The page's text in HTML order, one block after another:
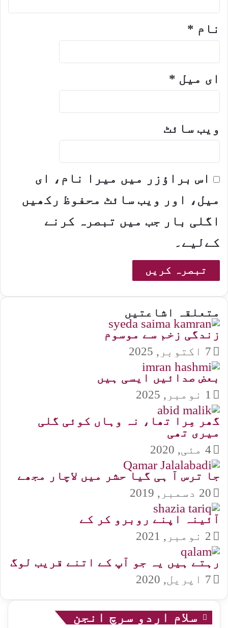
نام *
ای میل *
ویب‌ سائٹ
اس براؤزر میں میرا نام، ای
میل، اور ویب سائٹ محفوظ رکھیں
اگلی بار جب میں تبصرہ کرنے
کےلیے۔
متعلقہ اشاعتیں
زندگی زخم سے موسوم
7 اکتوبر, 2025
بعض صدائیں ایسی ہیں
1 نومبر, 2025
گھر مِرا تھا، نہ وہاں کوئی گلی
میری تھی
4 مئی, 2020
جا ترس آ ہی گیا حشر میں لاچار مجھے
20 دسمبر, 2019
آئینہ اپنے روبرو کر کے
2 نومبر, 2021
رہتے ہیں یہ جو آپ کے اتنے قریب لوگ
7 اپریل, 2020
سلام اردو سرچ انجن